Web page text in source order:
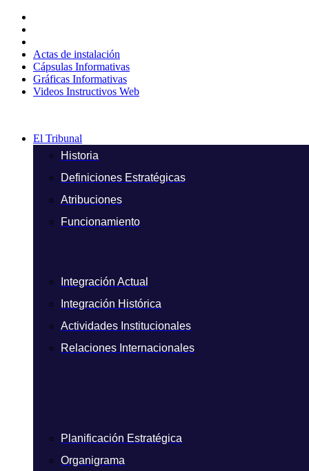
contenido
Actas de instalación
Cápsulas Informativas
Gráficas Informativas
Videos Instructivos Web
El Tribunal
Historia
Definiciones Estratégicas
Atribuciones
Funcionamiento
Integración Actual
Integración Histórica
Actividades Institucionales
Relaciones Internacionales
Planificación Estratégica
Organigrama